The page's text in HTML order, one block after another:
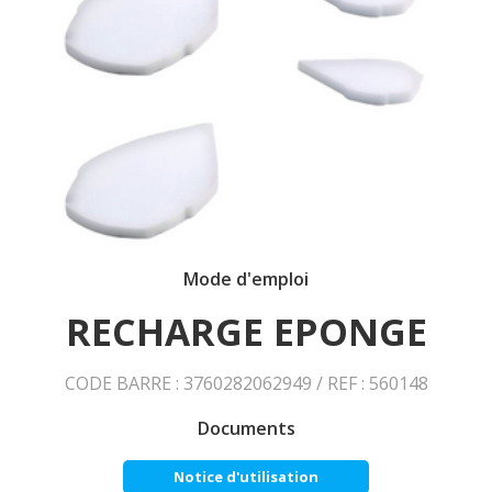
Mode d'emploi
RECHARGE EPONGE
CODE BARRE : 3760282062949 / REF : 560148
Documents
Notice d'utilisation